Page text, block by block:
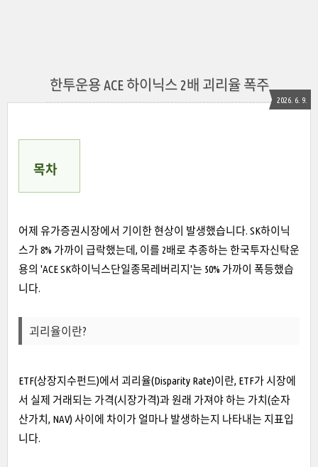
한투운용 ACE 하이닉스 2배 괴리율 폭주
2026. 6. 9.
목차
어제 유가증권시장에서 기이한 현상이 발생했습니다. SK하이닉
스가 8% 가까이 급락했는데, 이를 2배로 추종하는 한국투자신탁운
용의 'ACE SK하이닉스단일종목레버리지'는 50% 가까이 폭등했습
니다.
괴리율이란?
ETF(상장지수펀드)에서 괴리율(Disparity Rate)이란, ETF가 시장에
서 실제 거래되는 가격(시장가격)과 원래 가져야 하는 가치(순자
산가치, NAV) 사이에 차이가 얼마나 발생하는지 나타내는 지표입
니다.